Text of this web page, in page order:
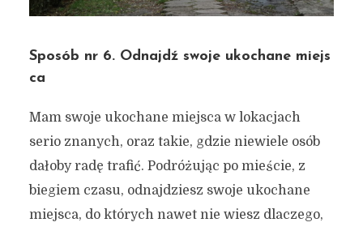
się “miejskim świrem”
27 grudnia 2019
5 min czytania
Sposób nr 6. Odnajdź swoje ukochane miejs
ca
Mam swoje ukochane miejsca w lokacjach
serio znanych, oraz takie, gdzie niewiele osób
dałoby radę trafić. Podróżując po mieście, z
biegiem czasu, odnajdziesz swoje ukochane
miejsca, do których nawet nie wiesz dlaczego,